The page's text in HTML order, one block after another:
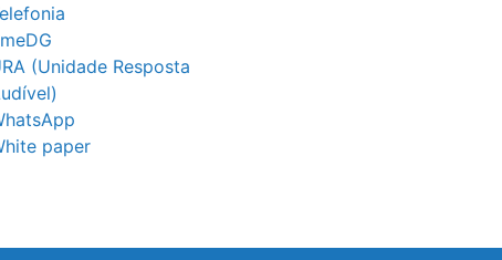
(Unidade Resposta
paper